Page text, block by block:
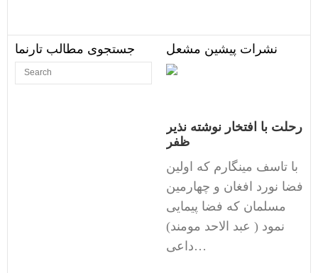
جستجوی مطالب تارنما نشرات پیشین مشعل
رحلت با افتخار نوشته نذیر
ظفر
با تاسف مینگارم که اولین
فضا نورد افغان و چهارمین
مسلمان که فضا پیمایی
نمود ( عبد الاحد مومند)
داعی…